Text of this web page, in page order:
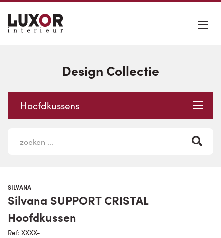
Design Collectie
Hoofdkussens
SILVANA
Silvana SUPPORT CRISTAL
Hoofdkussen
Ref: XXXX-